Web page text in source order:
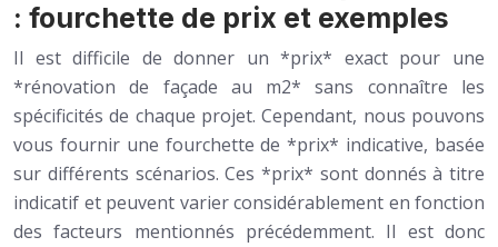
: fourchette de prix et exemples
Il est difficile de donner un *prix* exact pour une
*rénovation de façade au m2* sans connaître les
spécificités de chaque projet. Cependant, nous pouvons
vous fournir une fourchette de *prix* indicative, basée
sur différents scénarios. Ces *prix* sont donnés à titre
indicatif et peuvent varier considérablement en fonction
des facteurs mentionnés précédemment. Il est donc